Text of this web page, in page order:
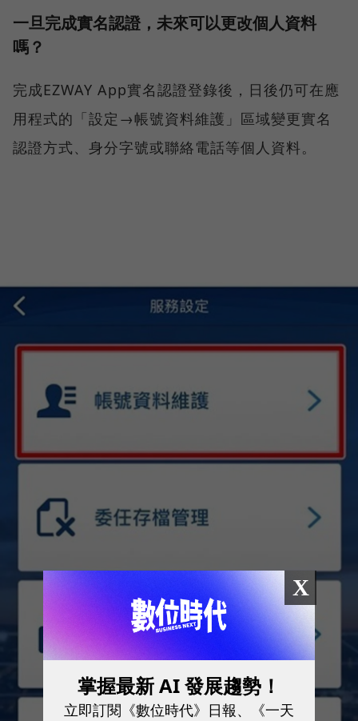
一旦完成實名認證，未來可以更改個人資料
嗎？
完成EZWAY App實名認證登錄後，日後仍可在應
用程式的「設定→帳號資料維護」區域變更實名
認證方式、身分字號或聯絡電話等個人資料。
X
掌握最新 AI 發展趨勢！
立即訂閱《數位時代》日報、《一天